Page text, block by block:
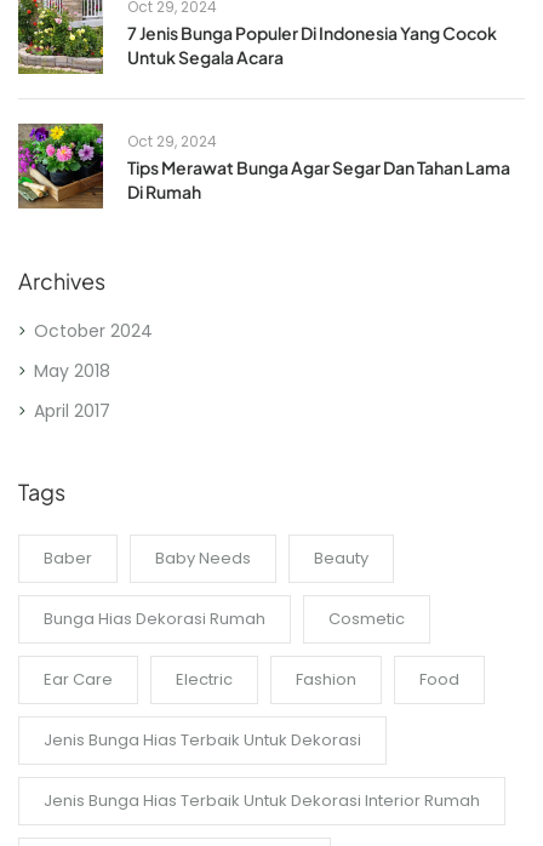
Oct 29, 2024
7 Jenis Bunga Populer Di Indonesia Yang Cocok
Untuk Segala Acara
Oct 29, 2024
Tips Merawat Bunga Agar Segar Dan Tahan Lama
Di Rumah
Archives
October 2024
May 2018
April 2017
Tags
Baber Baby Needs Beauty
Bunga Hias Dekorasi Rumah Cosmetic
Ear Care Electric Fashion Food
Jenis Bunga Hias Terbaik Untuk Dekorasi
Jenis Bunga Hias Terbaik Untuk Dekorasi Interior Rumah